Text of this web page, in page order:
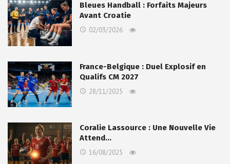
Bleues Handball : Forfaits Majeurs
Avant Croatie
02/03/2026
France-Belgique : Duel Explosif en
Qualifs CM 2027
28/11/2025
Coralie Lassource : Une Nouvelle Vie
Attend…
16/08/2025